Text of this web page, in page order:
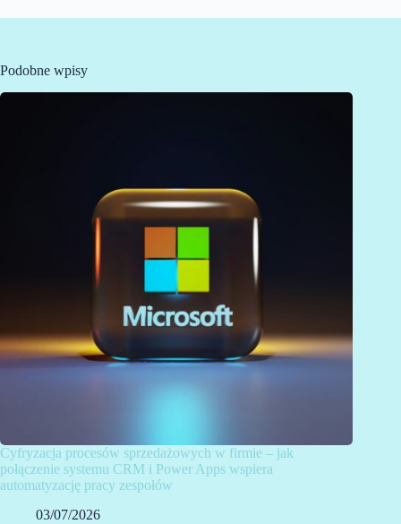
Podobne wpisy
Cyfryzacja procesów sprzedażowych w firmie – jak
połączenie systemu CRM i Power Apps wspiera
automatyzację pracy zespołów
03/07/2026